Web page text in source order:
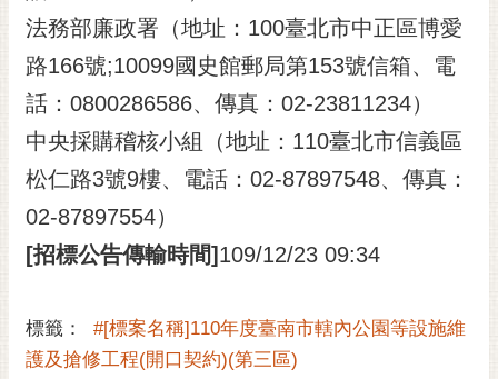
法務部廉政署（地址：100臺北市中正區博愛
路166號;10099國史館郵局第153號信箱、電
話：0800286586、傳真：02-23811234）
中央採購稽核小組（地址：110臺北市信義區
松仁路3號9樓、電話：02-87897548、傳真：
02-87897554）
[招標公告傳輸時間] 109/12/23 09:34
標籤：
#[標案名稱]110年度臺南市轄內公園等設施維
護及搶修工程(開口契約)(第三區)